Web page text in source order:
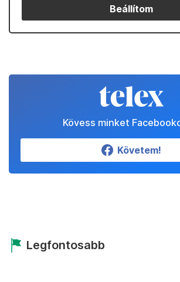
Beállítom
Kövess minket
Követem!
Legfontosabb